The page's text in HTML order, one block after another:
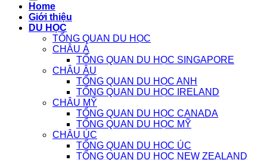
Home
Giới thiệu
DU HỌC
TỔNG QUAN DU HỌC
CHÂU Á
TỔNG QUAN DU HỌC SINGAPORE
CHÂU ÂU
TỔNG QUAN DU HỌC ANH
TỔNG QUAN DU HỌC IRELAND
CHÂU MỸ
TỔNG QUAN DU HỌC CANADA
TỔNG QUAN DU HỌC MỸ
CHÂU ÚC
TỔNG QUAN DU HỌC ÚC
TỔNG QUAN DU HỌC NEW ZEALAND